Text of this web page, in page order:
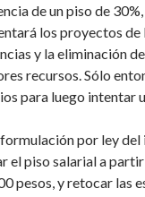
de un piso de
los proyectos de
y la eliminación
recursos. Sólo
para luego intentar
por ley del
el piso salarial a
pesos, y retocar las